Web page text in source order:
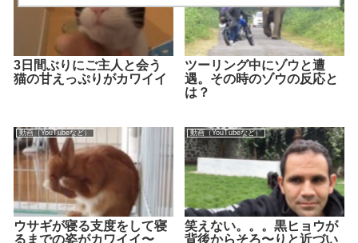
3日間ぶりにご主人と会う
猫の甘えっぷりがカワイイ
ツーリング中にゾウと遭
遇。その時のゾウの反応と
は？
動画（YouTubeなど）
ウサギが寝る支度をして寝
るまでの姿がカワイイ〜
動画（YouTubeなど）
笑えない。。。黒ヒョウが
背後からそろ〜りと近づい